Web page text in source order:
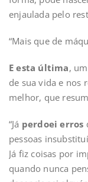
enjaulada pelo
“Mais que de
E esta última,
de sua vida e nos
melhor, que
“Já perdoei erros
pessoas
Já fiz coisas por
quando nunca